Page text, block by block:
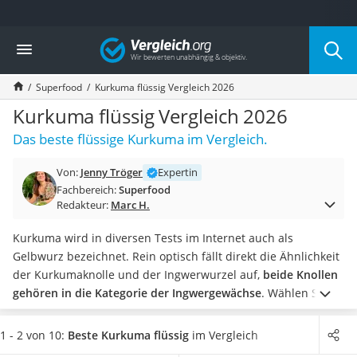
Die beliebtesten Vergleiche nach Kategorie
Lebensmittel
Schwarzkümmelöl
Knäckebrot
Schwarzkümmelöl-Kapseln
Manukahonig
Eiklar
Balsamico-Essig
Schwarzkümmelöl bio
Honig
Gemüsebrühe
Eiskaffee-Pulver
Irischer Whiskey
Grapefruitkernextrakt
Matcha-Set
Vergleich
Superfood Kurkuma flüssig Vergleich 2026
Kurkuma flüssig Vergleich 2026
Das beste flüssige Kurkuma im Vergleich.
Von: Jenny Tröger
Expertin
Fachbereich:Superfood
Redakteur: Marc H.
Kurkuma wird in diversen Tests im Internet auch als
Gelbwurz bezeichnet. Rein optisch fällt direkt die Ähnlichkeit
der Kurkumaknolle und der Ingwerwurzel auf, beide Knollen
gehören in die Kategorie der Ingwergewächse. Wählen Sie
jetzt flüssiges Kurkuma aus unserer Vergleichstabelle,das
mindestens 30 Tage reicht. Damit können Sie eine 30-Tage-
1 - 2 von 10: Beste Kurkuma flüssig im Vergleich